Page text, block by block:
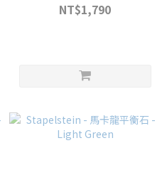
NT$1,790